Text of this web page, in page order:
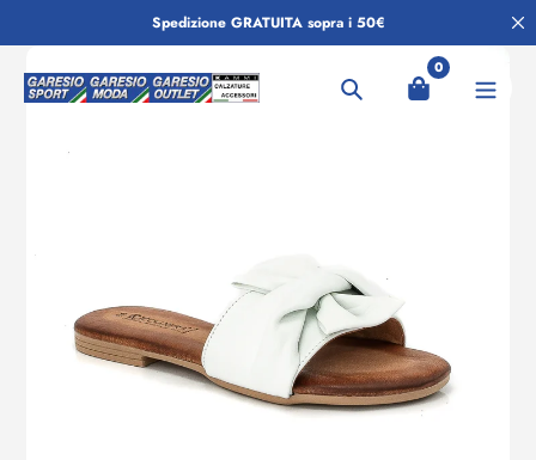
al
contenuto
Spedizione GRATUITA sopra i 50€
Ricerca
0